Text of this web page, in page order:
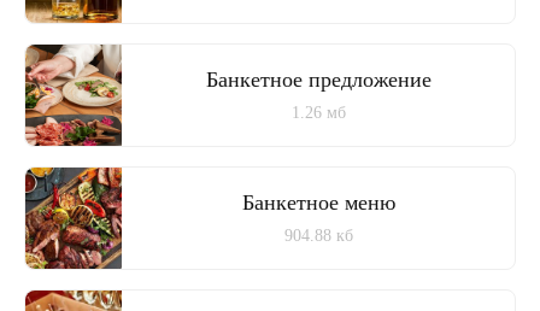
Банкетное предложение
1.26 мб
Банкетное меню
904.88 кб